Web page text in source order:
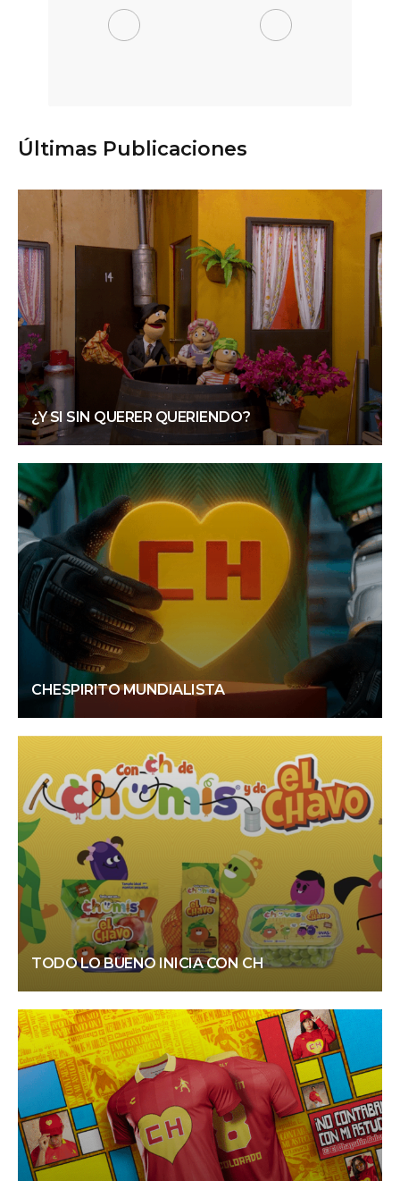
Últimas Publicaciones
¿Y SI SIN QUERER QUERIENDO?
CHESPIRITO MUNDIALISTA
TODO LO BUENO INICIA CON CH